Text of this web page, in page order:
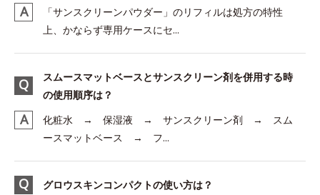
「サンスクリーンパウダー」のリフィルは処方の特性
上、かならず専用ケースにセ...
スムースマットベースとサンスクリーン剤を併用する時
の使用順序は？
化粧水 → 保湿液 → サンスクリーン剤 → スム
ースマットベース → フ...
グロウスキンコンパクトの使い方は？